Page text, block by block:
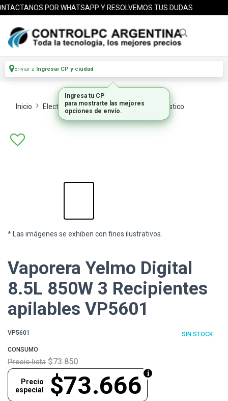
POR WHATSAPP Y RESOLVEMOS TUS DUDAS
Enviar a Ingresar CP y ciudad
Inicio Electrodomesticos Peq Electrodomestico
* Las imágenes se exhiben con fines ilustrativos.
Vaporera Yelmo Digital
8.5L 850W 3 Recipientes
apilables VP5601
VP5601 SIN STOCK
CONSUMO
Precio lista $73.850
$73.666
Precio
especial
Ingresa tu CP
para mostrarte las mejores
opciones de envío.